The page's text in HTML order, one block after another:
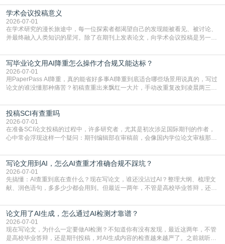
质量，更能在此过程中深化对学术写作的理解。如何系统、高效地打磨自己的论
文，使其在语言和学术表达上更符合国际期刊的要求，是每位研究者值得投入学
习的技能。本篇AEIC学术交流中心小编就为大家介
学术会议投稿意义
2026-07-01
在学术研究的漫长旅途中，每一位探索者都渴望自己的发现能被看见、被讨论、
并最终融入人类知识的星河。除了在期刊上发表论文，向学术会议投稿是另一个
广阔学术天地的大门，连接着个体研究与社会网络。本篇AEIC学术交流中心小编
就为大家介绍“学术会议投稿意义”。一、加速研究成果的传播与反馈学术会议通
常具有周期短、时效性强的特点。相比期刊漫长的
写毕业论文用AI降重怎么操作才合规又能达标？
2026-07-01
用PaperPass AI降重，真的能省好多事AI降重到底适合哪些场景用说真的，写过
论文的谁没懂那种痛苦？初稿查重出来飘红一大片，手动改重复改到凌晨两三
到秃头。这时候靠谱的AI降重真的就是救命稻草，选对工具，半天就能搞定你两
三天都做不完的事。不是所有人都需要用AI降重，但如果你符合下面这些场景，
真的可以试试：初稿写完重复率远超要
投稿SCI有查重吗
2026-07-01
在准备SCI论文投稿的过程中，许多研究者，尤其是初次涉足国际期刊的作者，
心中常会浮现这样一个疑问：期刊编辑部在审稿前，会像国内学位论文审核那
论文的初审通过率。实际上，SCI期刊对重复内容的审查是严谨投稿流程中不可
或缺的一环。本篇AEIC学术交流中心小编就为大家介绍“投稿SCI有查重吗”。
一、查重是标准流程答案是明确的：绝大多数S
写论文用到AI，怎么AI查重才准确合规不踩坑？
2026-07-01
先搞懂：AI查重到底在查什么？现在写论文，谁还没沾过AI？整理大纲、梳理文
献、润色语句，多多少少都会用到。但最近一两年，不管是高校毕业答辩，还是
须加做AI查重。很多人分不清，AI查重和普通查重到底有啥区别？这里说透：普
通查重查的是你的文字和已公开文献的重复比例，防的是抄袭；AI查重查的是你
的内容里，有多少是AI生成的，防的是过
论文用了AI生成，怎么通过AI检测才靠谱？
2026-07-01
现在写论文，为什么一定要做AI检测？不知道你有没有发现，最近这两年，不管
是高校毕业答辩，还是期刊投稿，对AI生成内容的检查越来越严了。之前就听身